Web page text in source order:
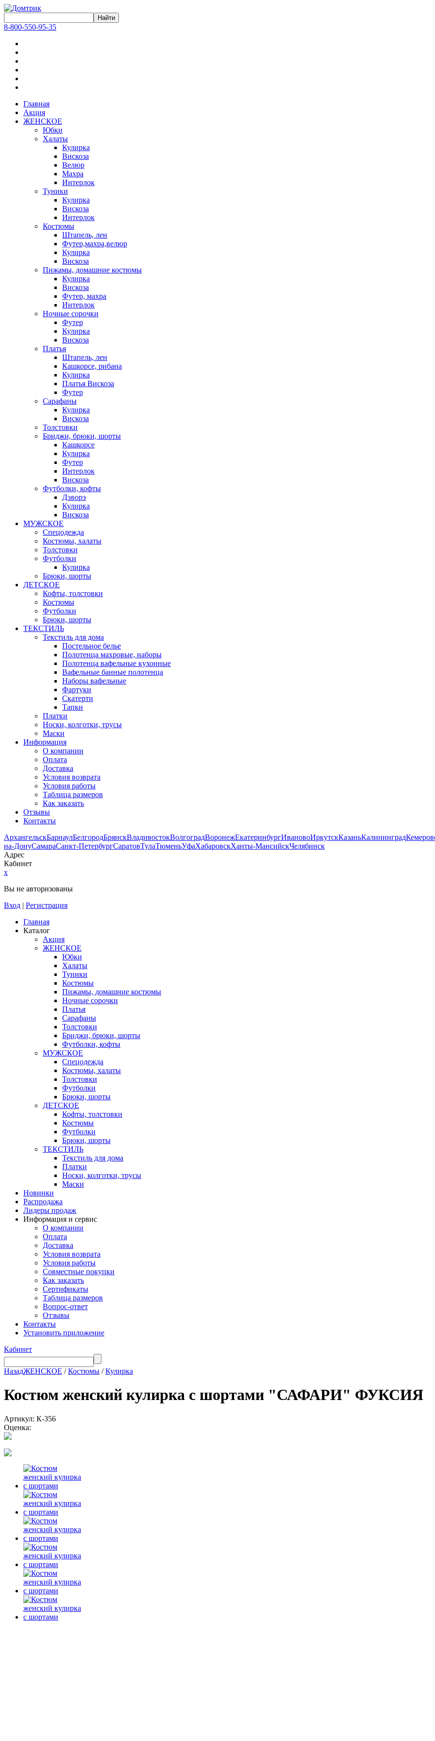
8-800-550-95-35
Главная
Акция
ЖЕНСКОЕ
Юбки
Халаты
Кулирка
Вискоза
Велюр
Махра
Интерлок
Туники
Кулирка
Вискоза
Интерлок
Костюмы
Штапель, лен
Футер,махра,велюр
Кулирка
Вискоза
Пижамы, домашние костюмы
Кулирка
Вискоза
Футер, махра
Интерлок
Ночные сорочки
Футер
Кулирка
Вискоза
Платья
Штапель, лен
Кашкорсе, рибана
Кулирка
Платья Вискоза
Футер
Сарафаны
Кулирка
Вискоза
Толстовки
Бриджи, брюки, шорты
Кашкорсе
Кулирка
Футер
Интерлок
Вискоза
Футболки, кофты
Дэворэ
Кулирка
Вискоза
МУЖСКОЕ
Спецодежда
Костюмы, халаты
Толстовки
Футболки
Кулирка
Брюки, шорты
ДЕТСКОЕ
Кофты, толстовки
Костюмы
Футболки
Брюки, шорты
ТЕКСТИЛЬ
Текстиль для дома
Постельное белье
Полотенца махровые, наборы
Полотенца вафельные кухонные
Вафельные банные полотенца
Наборы вафельные
Фартуки
Скатерти
Тапки
Платки
Носки, колготки, трусы
Маски
Информация
О компании
Оплата
Доставка
Условия возврата
Условия работы
Таблица размеров
Как заказать
Отзывы
Контакты
АрхангельскБарнаулБелгородБрянскВладивостокВолгоградВоронежЕкатеринбургИвановоИркутскКазаньКалининград
на-ДонуСамараСанкт-ПетербургСаратовТулаТюменьУфаХабаровскХанты-МансийскЧелябинск
Адрес
Кабинет
x
Вы не авторизованы
Вход | Регистрация
Главная
Каталог
Акция
ЖЕНСКОЕ
Юбки
Халаты
Туники
Костюмы
Пижамы, домашние костюмы
Ночные сорочки
Платья
Сарафаны
Толстовки
Бриджи, брюки, шорты
Футболки, кофты
МУЖСКОЕ
Спецодежда
Костюмы, халаты
Толстовки
Футболки
Брюки, шорты
ДЕТСКОЕ
Кофты, толстовки
Костюмы
Футболки
Брюки, шорты
ТЕКСТИЛЬ
Текстиль для дома
Платки
Носки, колготки, трусы
Маски
Новинки
Распродажа
Лидеры продаж
Информация и сервис
О компании
Оплата
Доставка
Условия возврата
Условия работы
Совместные покупки
Как заказать
Сертификаты
Таблица размеров
Вопрос-ответ
Отзывы
Контакты
Установить приложение
Кабинет
НазадЖЕНСКОЕ /Костюмы /Кулирка
Костюм женский кулирка с шортами "САФАРИ" ФУКСИЯ
Артикул: К-356
Оценка: